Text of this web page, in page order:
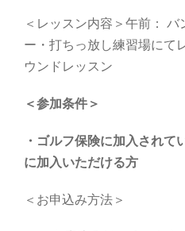
＜レッスン内容＞午前：
ー・打ちっ放し練習場に
ウンドレッスン
＜参加条件＞
・ ゴルフ保険に加入されて
に加入いただける方
＜お申込み方法＞